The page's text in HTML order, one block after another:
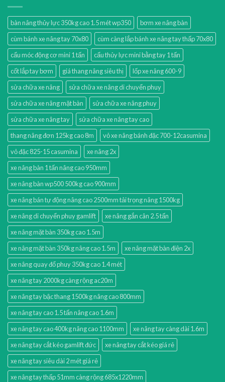
bàn nâng thủy lực 350kg cao 1.5 mét wp350
bơm xe nâng bàn
cùm bánh xe nâng tay 70x80
cùm càng lắp bánh xe nâng tay thấp 70x80
cẩu móc động cơ mini 1 tấn
cẩu thủy lực mini bằng tay 1 tấn
cốt lắp tay bơm
giá thang nâng siêu thị
lốp xe nâng 600-9
sửa chữa xe nâng
sửa chữa xe nâng di chuyển phuy
sửa chữa xe nâng mặt bàn
sửa chữa xe nâng phuy
sửa chữa xe nâng tay
sửa chữa xe nâng tay cao
thang nâng đơn 125kg cao 8m
vỏ xe nâng bánh đặc 700-12casumina
vỏ đặc 825-15 casumina
xe nâng 2x
xe nâng bàn 1 tấn nâng cao 950mm
xe nâng bàn wp500 500kg cao 900mm
xe nâng bán tự động nâng cao 2500mm tải trọng nâng 1500kg
xe nâng di chuyển phuy gamlift
xe nâng gắn cân 2.5 tấn
xe nâng mặt bàn 350kg cao 1.5m
xe nâng mặt bàn 350kg nâng cao 1.5m
xe nâng mặt bàn điện 2x
xe nâng quay đổ phuy 350kg cao 1.4 mét
xe nâng tay 2000kg càng rộng ac20m
xe nâng tay bậc thang 1500kg nâng cao 800mm
xe nâng tay cao 1.5 tấn nâng cao 1.6m
xe nâng tay cao 400kg nâng cao 1100mm
xe nâng tay càng dài 1.6m
xe nâng tay cắt kéo gamlift đức
xe nâng tay cắt kéo giá rẻ
xe nâng tay siêu dài 2 mét giá rẻ
xe nâng tay thấp 51mm càng rộng 685x1220mm